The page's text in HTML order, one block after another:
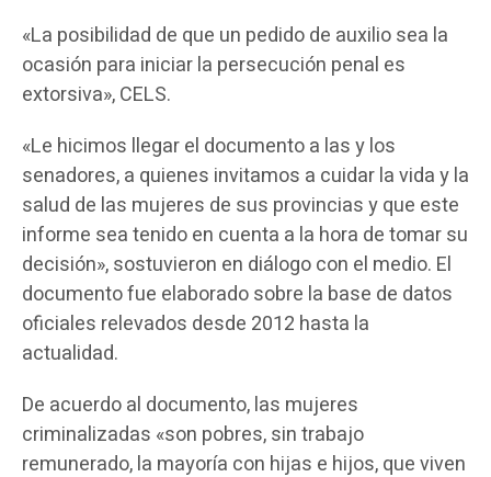
«La posibilidad de que un pedido de auxilio sea la
ocasión para iniciar la persecución penal es
extorsiva», CELS.
«Le hicimos llegar el documento a las y los
senadores, a quienes invitamos a cuidar la vida y la
salud de las mujeres de sus provincias y que este
informe sea tenido en cuenta a la hora de tomar su
decisión», sostuvieron en diálogo con el medio. El
documento fue elaborado sobre la base de datos
oficiales relevados desde 2012 hasta la
actualidad.
De acuerdo al documento, las mujeres
criminalizadas «son pobres, sin trabajo
remunerado, la mayoría con hijas e hijos, que viven